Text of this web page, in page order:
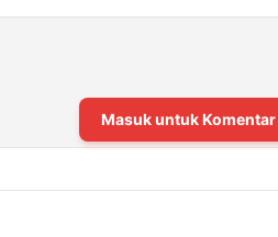
Masuk untuk Komentar